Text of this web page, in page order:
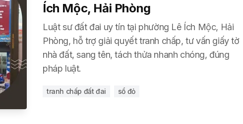
Ích Mộc, Hải Phòng
Luật sư đất đai uy tín tại phường Lê Ích Mộc, Hải
Phòng, hỗ trợ giải quyết tranh chấp, tư vấn giấy tờ
nhà đất, sang tên, tách thửa nhanh chóng, đúng
pháp luật.
tranh chấp đất đai sổ đỏ